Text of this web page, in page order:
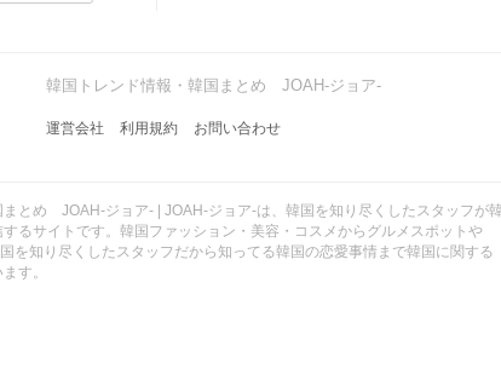
韓国トレンド情報・韓国まとめ JOAH-ジョア-
運営会社 利用規約 お問い合わせ
とめ JOAH-ジョア- | JOAH-ジョア-は、韓国を知り尽くしたスタッフが韓
るサイトです。韓国ファッション・美容・コスメからグルメスポットや
を知り尽くしたスタッフだから知ってる韓国の恋愛事情まで韓国に関する
す。